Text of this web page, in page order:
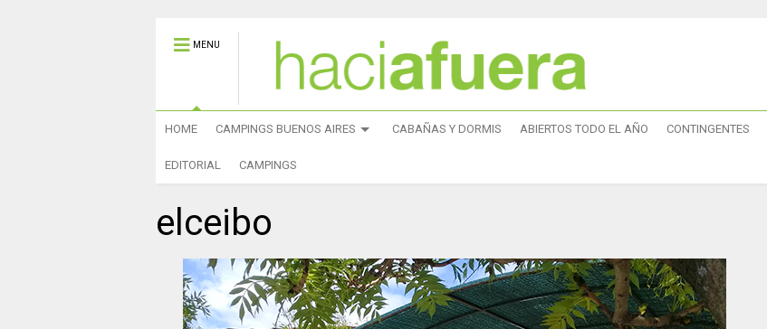
MENU
HOME CAMPINGS BUENOS AIRES CABAÑAS Y DORMIS ABIERTOS TODO EL AÑO CONTINGENTES
EDITORIAL CAMPINGS
elceibo